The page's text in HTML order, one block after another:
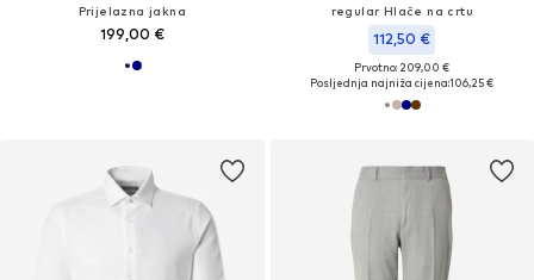
Prijelazna jakna
199,00 €
regular Hlače na crtu
112,50 €
Prvotno: 209,00 €
Posljednja najniža cijena:106,25 €